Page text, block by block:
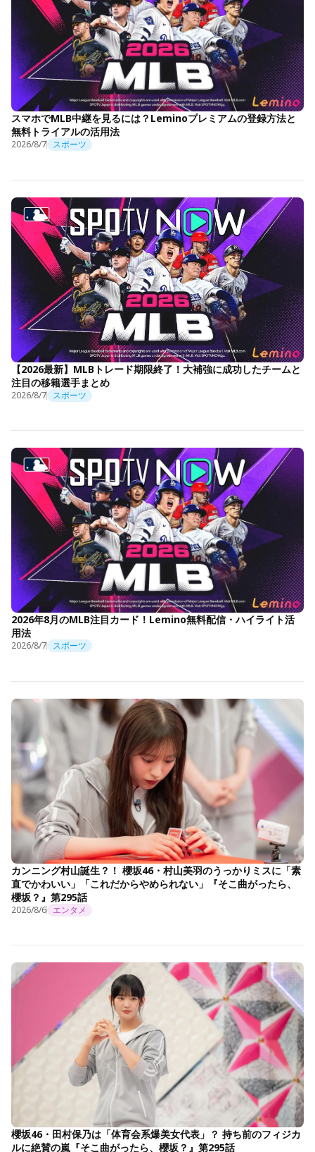
スマホでMLB中継を見るには？Leminoプレミアムの登録方法と
無料トライアルの活用法
2026/8/7 スポーツ
【2026最新】MLBトレード期限終了！大補強に成功したチームと
注目の移籍選手まとめ
2026/8/7 スポーツ
2026年8月のMLB注目カード！Lemino無料配信・ハイライト活
用法
2026/8/7 スポーツ
カンニング村山誕生？！ 櫻坂46・村山美羽のうっかりミスに「素
直でかわいい」「これだからやめられない」『そこ曲がったら、
櫻坂？』第295話
2026/8/6 エンタメ
櫻坂46・田村保乃は「体育会系爆美女代表」？ 持ち前のフィジカ
ルに絶賛の嵐『そこ曲がったら、櫻坂？』第295話